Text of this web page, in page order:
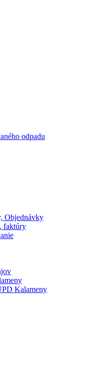
odpadu
Objednávky
faktúry
Kalameny